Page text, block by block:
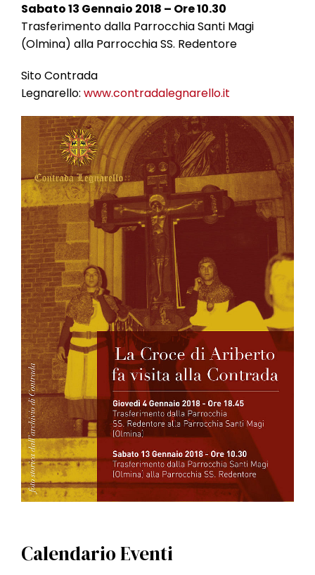
Sabato 13 Gennaio 2018 – Ore 10.30
Trasferimento dalla Parrocchia Santi Magi
(Olmina) alla Parrocchia SS. Redentore
Sito Contrada
Legnarello: www.contradalegnarello.it
Calendario Eventi